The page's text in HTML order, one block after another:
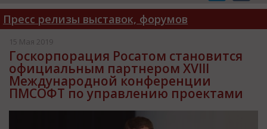
Пресс релизы выставок, форумов
15 Мая 2019
Госкорпорация Росатом становится
официальным партнером XVIII
Международной конференции
ПМСОФТ по управлению проектами